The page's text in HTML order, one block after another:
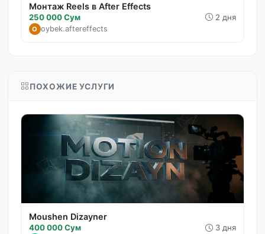
Монтаж Reels в After Effects
250 000 Сум 2 дня
O oybek.aftereffects
ПОХОЖИЕ УСЛУГИ
Moushen Dizayner
400 000 Сум 3 дня